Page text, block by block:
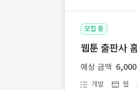
모집 중
웹툰 출판사
예상 금액
개발 웹